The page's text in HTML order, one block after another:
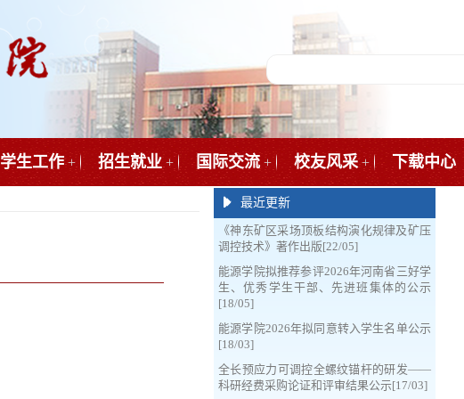
学生工作 + 招生就业 + 国际交流 + 校友风采 + 下载中心
最近更新
《神东矿区采场顶板结构演化规律及矿压
调控技术》著作出版[22/05]
能源学院拟推荐参评2026年河南省三好学
生、优秀学生干部、先进班集体的公示
[18/05]
能源学院2026年拟同意转入学生名单公示
[18/03]
全长预应力可调控全螺纹锚杆的研发——
科研经费采购论证和评审结果公示[17/03]